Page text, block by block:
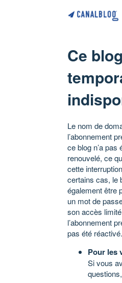
Ce
Le nom de
l’abonnement
ce blog n’a pas
renouvelé, ce
cette
certains cas, le
également être
un mot de
son accès
l’abonnement
pas été réactivé.
Pour les
Si vous